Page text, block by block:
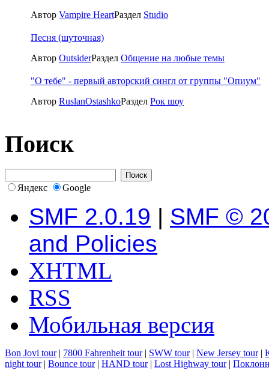
Автор Vampire HeartРаздел Studio
Песня (шуточная)
Автор OutsiderРаздел Общение на любые темы
"О тебе" - первый авторский сингл от группы "Опиум"
Автор RuslanOstashkoРаздел Рок шоу
Поиск
Яндекс Google
SMF 2.0.19 | SMF ©
and Policies
XHTML
RSS
Мобильная версия
Bon Jovi tour| 7800 Fahrenheit tour| SWW tour| New Jersey tour|
night tour| Bounce tour| HAND tour| Lost Highway tour|